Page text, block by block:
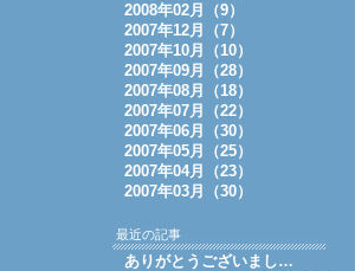
2008年02月（9）
2007年12月（7）
2007年10月（10）
2007年09月（28）
2007年08月（18）
2007年07月（22）
2007年06月（30）
2007年05月（25）
2007年04月（23）
2007年03月（30）
最近の記事
ありがとうございまし…